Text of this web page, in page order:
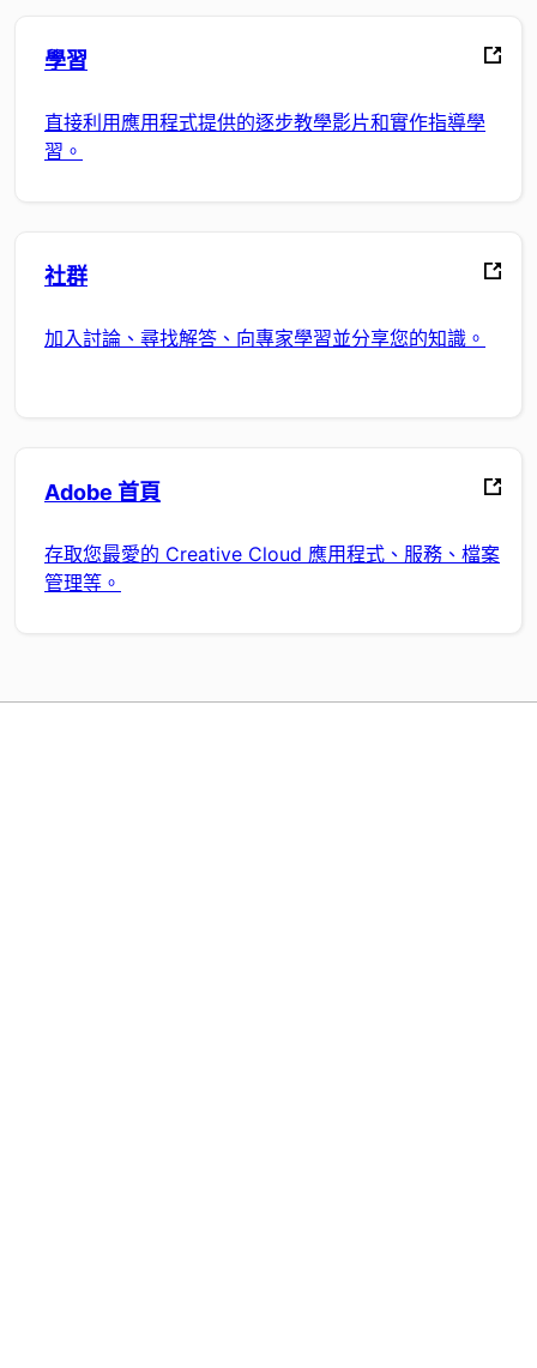
學習
直接利用應用程式提供的逐步教學影片和實作指導學
習。
社群
加入討論、尋找解答、向專家學習並分享您的知識。
Adobe 首頁
存取您最愛的 Creative Cloud 應用程式、服務、檔案
管理等。